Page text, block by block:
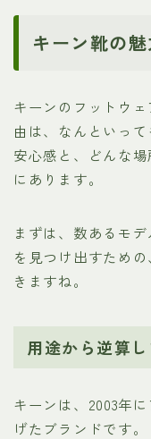
キーン靴の
キーンのフットウ
由は、なんといっ
安心感と、どんな
にあります。
まずは、数あるモ
を見つけ出すため
きますね。
用途から逆算
キーンは、2003年
げたブランドです。